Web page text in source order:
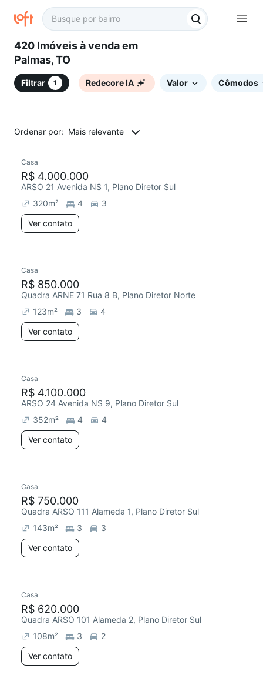
420 Imóveis à venda em
Palmas, TO
Filtrar 1 Redecore IA Valor Cômodos
Ordenar por: Mais relevante
Casa
R$ 4.000.000
ARSO 21 Avenida NS 1, Plano Diretor Sul
320m² 4
3
Ver contato
Casa
R$ 850.000
Quadra ARNE 71 Rua 8 B, Plano Diretor Norte
123m² 3
4
Ver contato
Casa
R$ 4.100.000
ARSO 24 Avenida NS 9, Plano Diretor Sul
352m² 4
4
Ver contato
Casa
R$ 750.000
Quadra ARSO 111 Alameda 1, Plano Diretor Sul
143m² 3
3
Ver contato
Casa
R$ 620.000
Quadra ARSO 101 Alameda 2, Plano Diretor Sul
108m² 3
2
Ver contato